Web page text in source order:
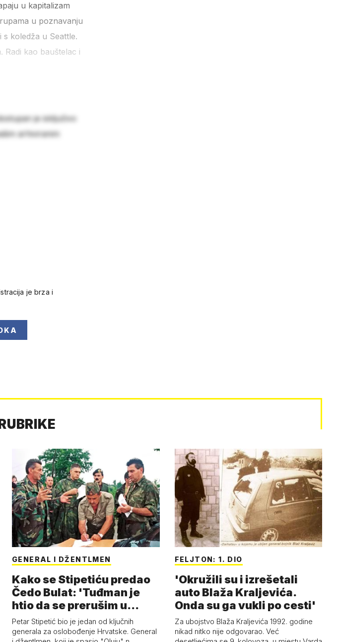
u kapitalizam
u poznavanju
s koledža u Seattle.
Radi kao bauštelac i
je isključivo
arhiviranim
je brza i
GENERAL I DŽENTLMEN
Kako se Stipetiću predao
Čedo Bulat: 'Tuđman je
htio da se prerušim u
ženu'
Petar Stipetić bio je jedan od ključnih
generala za oslobođenje Hrvatske. General
FELJTON: 1. DIO
'Okružili su i izrešetali
auto Blaža Kraljevića.
Onda su ga vukli po cesti'
Za ubojstvo Blaža Kraljevića 1992. godine
nikad nitko nije odgovarao. Već